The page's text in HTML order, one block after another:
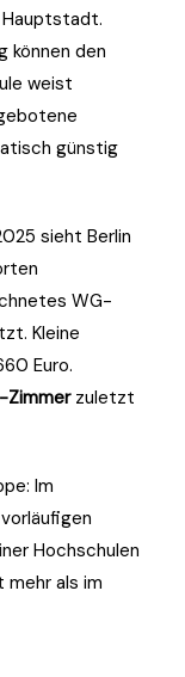
können den
weist
günstig
sieht Berlin
WG-
Kleine
Euro.
Zimmerzuletzt
Im
Hochschulen
mehr als im